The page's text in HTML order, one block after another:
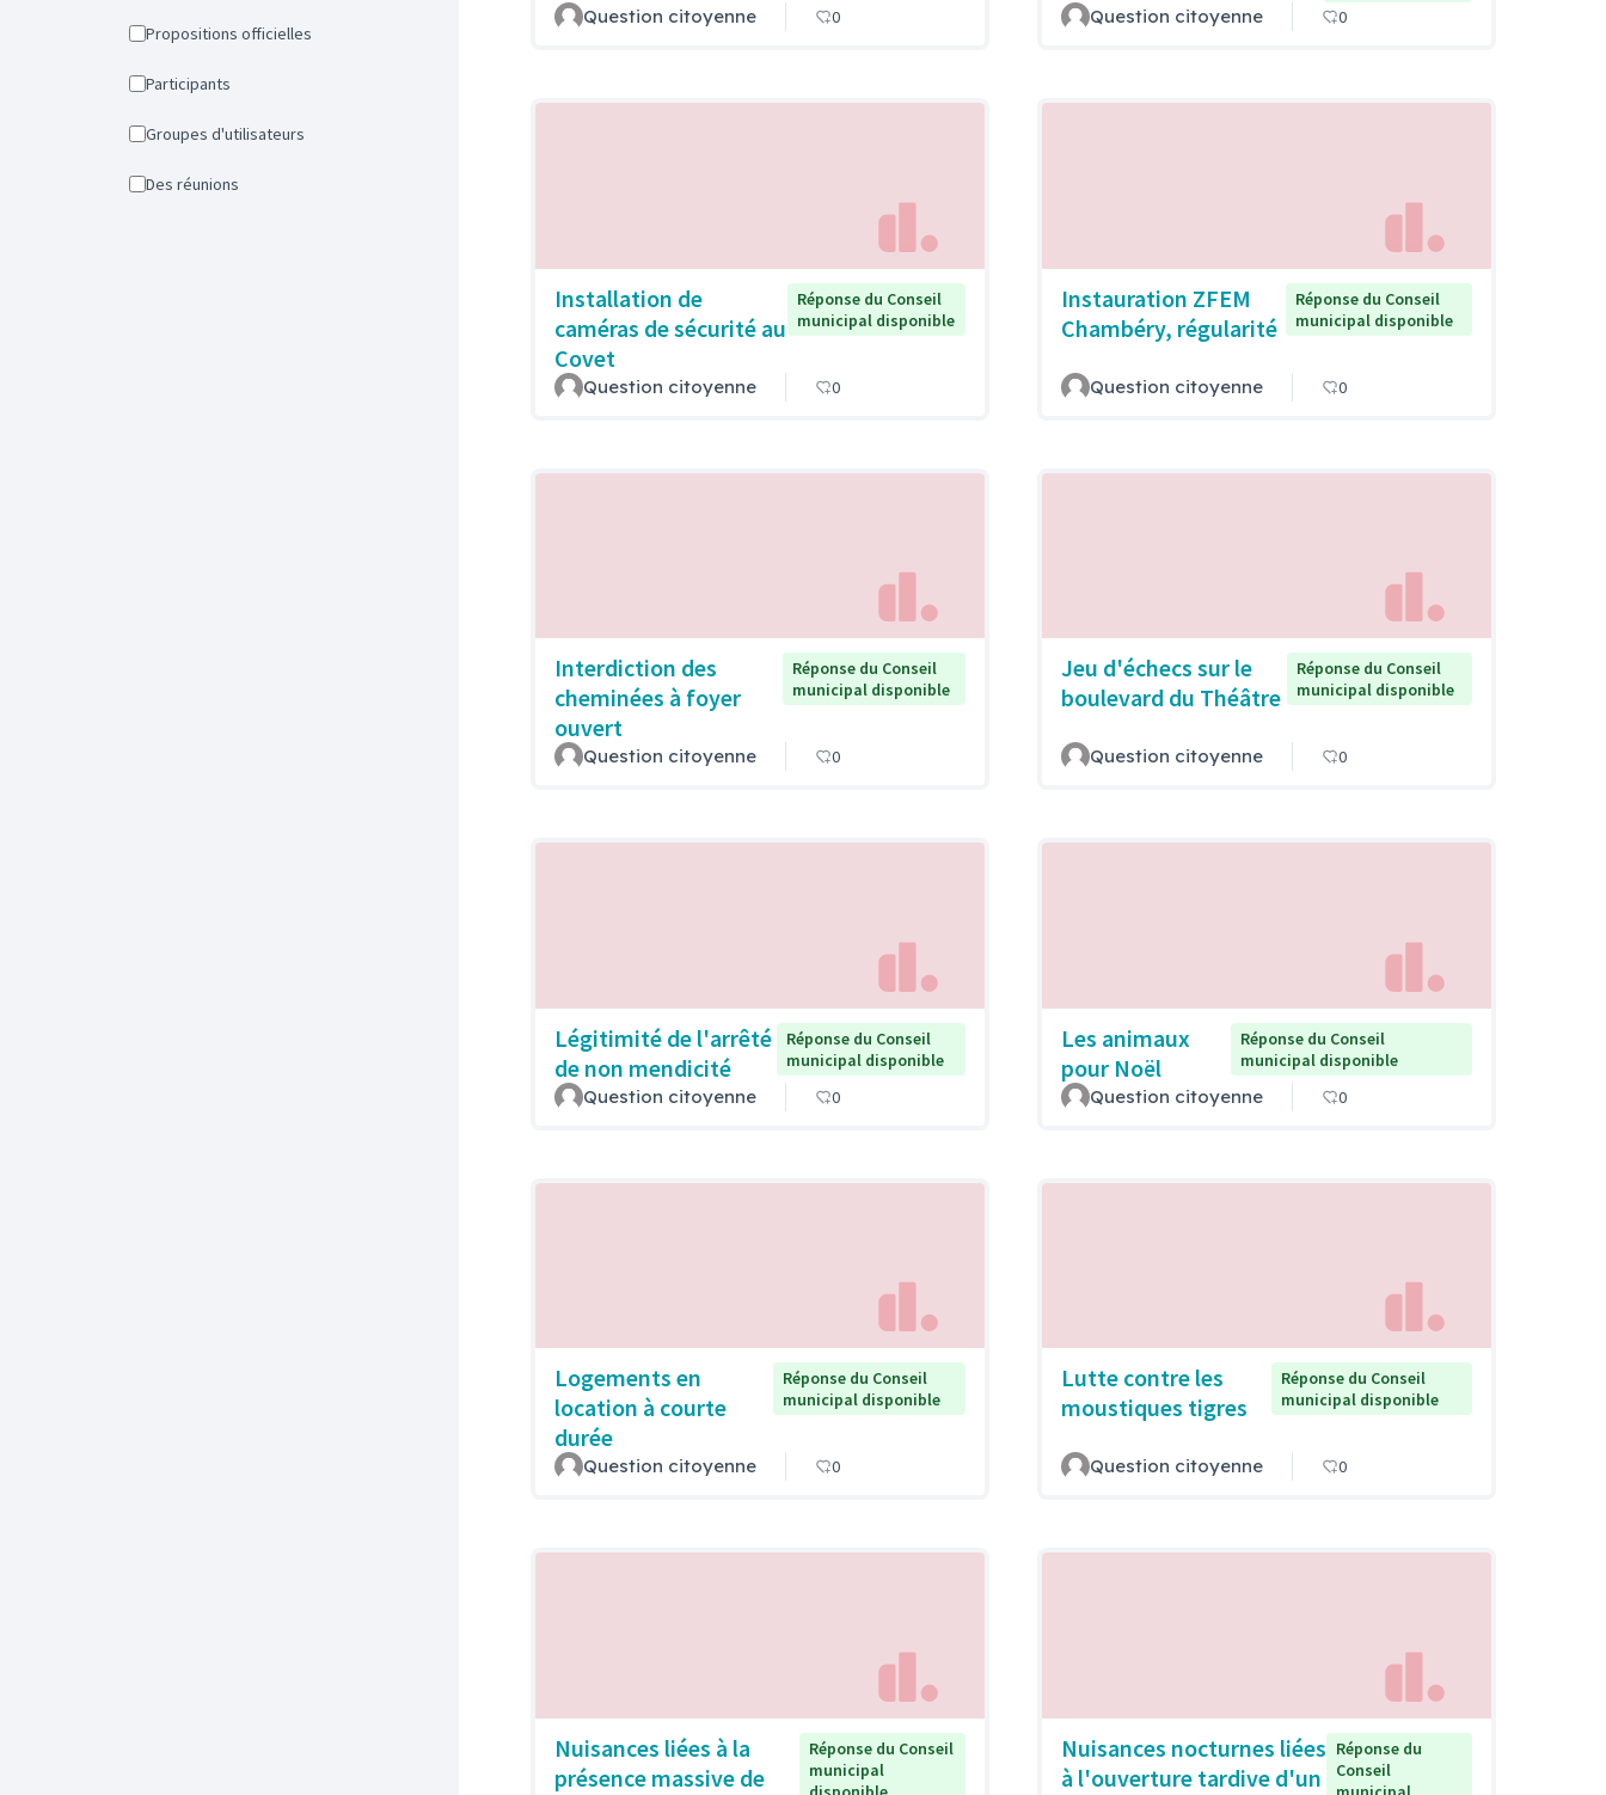
Propositions officielles
Participants
Groupes d'utilisateurs
Des réunions
Question citoyenne 0 Question citoyenne 0
Installation de
caméras de sécurité au
Covet
Réponse du Conseil
municipal disponible
Question citoyenne 0
Instauration ZFEM
Chambéry, régularité
Réponse du Conseil
municipal disponible
Question citoyenne 0
Interdiction des
cheminées à foyer
ouvert
Réponse du Conseil
municipal disponible
Question citoyenne 0
Jeu d'échecs sur le
boulevard du Théâtre
Réponse du Conseil
municipal disponible
Question citoyenne 0
Légitimité de l'arrêté
de non mendicité
Réponse du Conseil
municipal disponible
Question citoyenne 0
Les animaux
pour Noël
Réponse du Conseil
municipal disponible
Question citoyenne 0
Logements en
location à courte
durée
Réponse du Conseil
municipal disponible
Question citoyenne 0
Lutte contre les
moustiques tigres
Réponse du Conseil
municipal disponible
Question citoyenne 0
Nuisances liées à la
présence massive de
Réponse du Conseil
municipal
Nuisances nocturnes liées
à l'ouverture tardive d'un
Réponse du
Conseil